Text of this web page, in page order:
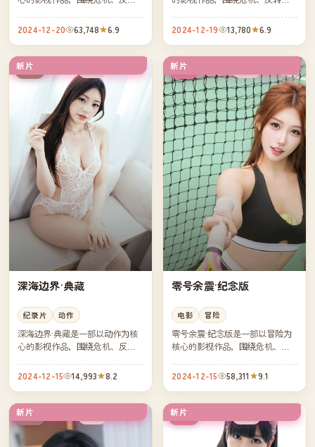
凑，值得推荐观看。
2024-12-20 63,748 6.9
值得推荐观看。
2024-12-19 13,780 6.9
新片
美国
深海边界·典藏
纪录片 动作
深海边界·典藏是一部以动作为核
心的影视作品，围绕危机、反转
凑，值得推荐观看。
2024-12-15 14,993 8.2
新片
韩国
零号余震·纪念版
电影 冒险
零号余震·纪念版是一部以冒险为
核心的影视作品，围绕危机、反
凑，值得推荐观看。
2024-12-15 58,311 9.1
新片
美国 新片
韩国